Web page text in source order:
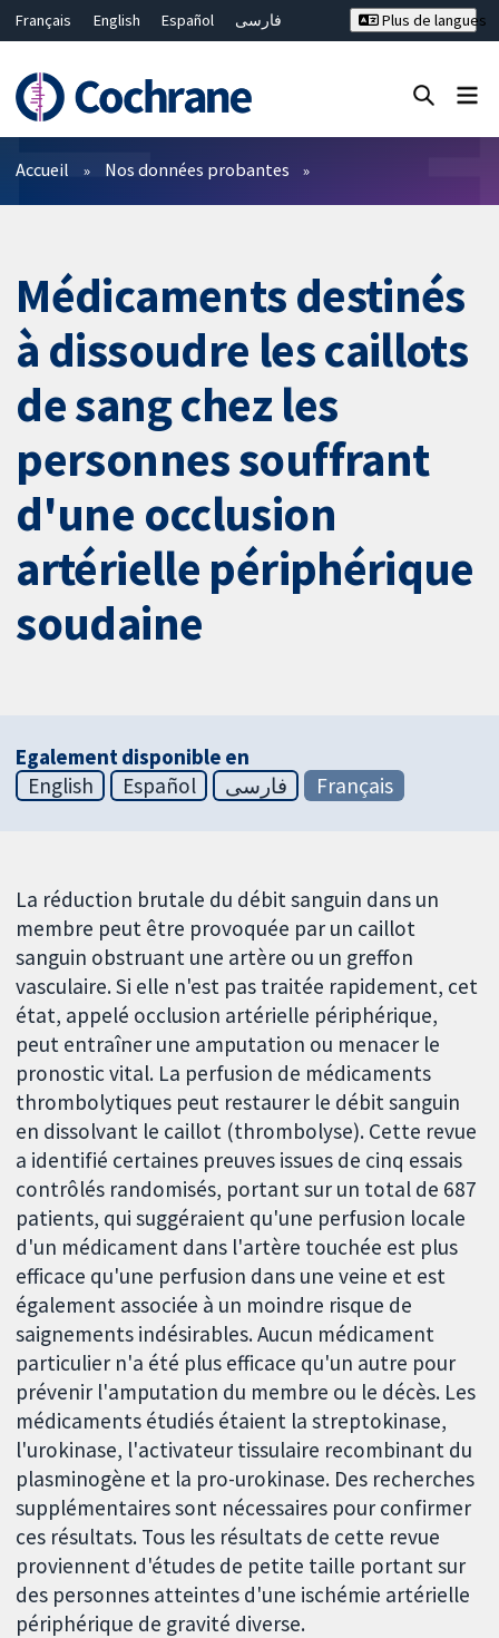
Français English Español
فارسی
Bahasa Malaysia
ไทย
繁體中文
简体中文
Plus de langues
Filtres
Accueil Nos données probantes
Médicaments destinés
à dissoudre les caillots
de sang chez les
personnes souffrant
d'une occlusion
artérielle périphérique
soudaine
Egalement disponible en
English
Español فارسی Français
La réduction brutale du débit sanguin dans un
membre peut être provoquée par un caillot
sanguin obstruant une artère ou un greffon
vasculaire. Si elle n'est pas traitée rapidement, cet
état, appelé occlusion artérielle périphérique,
peut entraîner une amputation ou menacer le
pronostic vital. La perfusion de médicaments
thrombolytiques peut restaurer le débit sanguin
en dissolvant le caillot (thrombolyse). Cette revue
a identifié certaines preuves issues de cinq essais
contrôlés randomisés, portant sur un total de 687
patients, qui suggéraient qu'une perfusion locale
d'un médicament dans l'artère touchée est plus
efficace qu'une perfusion dans une veine et est
également associée à un moindre risque de
saignements indésirables. Aucun médicament
particulier n'a été plus efficace qu'un autre pour
prévenir l'amputation du membre ou le décès. Les
médicaments étudiés étaient la streptokinase,
l'urokinase, l'activateur tissulaire recombinant du
plasminogène et la pro-urokinase. Des recherches
supplémentaires sont nécessaires pour confirmer
ces résultats. Tous les résultats de cette revue
proviennent d'études de petite taille portant sur
des personnes atteintes d'une ischémie artérielle
périphérique de gravité diverse.